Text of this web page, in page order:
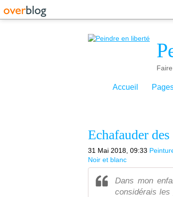
Accueil
Echafauder
31 Mai 2018, 09:33
Noir et blanc
Dans mon
considérais les